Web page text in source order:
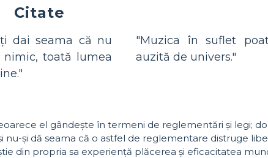
Citate
dai seama că nu
nimic, toată lumea
"Muzica în suflet
auzită de univers."
el gândește în termeni de reglementări și legi;
și dă seama că o astfel de reglementare distruge
din propria sa experiență plăcerea și eficacitatea